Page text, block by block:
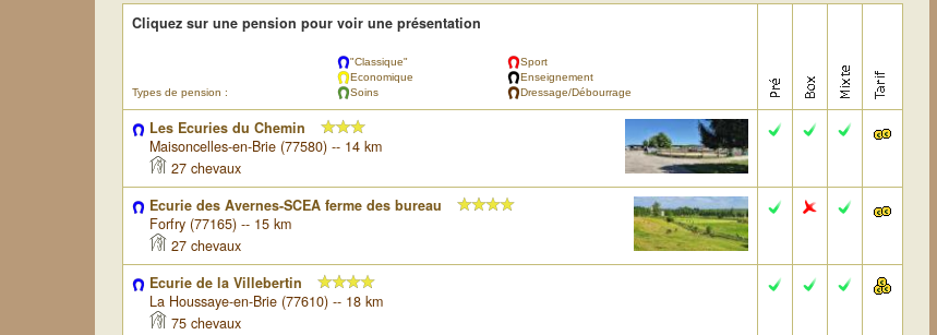
Cliquez sur une pension pour voir une présentation
Types de pension :
"Classique"
Economique
Soins
Sport
Enseignement
Dressage/Débourrage
Les Ecuries du Chemin
Maisoncelles-en-Brie (77580) -- 14 km
27 chevaux
Ecurie des Avernes-SCEA ferme des bureau
Forfry (77165) -- 15 km
27 chevaux
Ecurie de la Villebertin
La Houssaye-en-Brie (77610) -- 18 km
75 chevaux